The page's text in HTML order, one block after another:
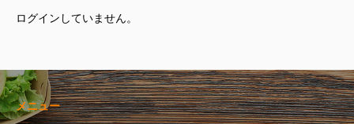
ログインしていません。
メニュー